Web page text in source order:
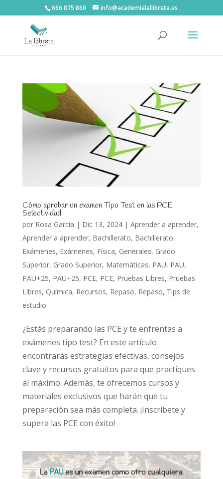
666 875 860 info@academialallibreta.es
Cómo aprobar un examen Tipo Test en las PCE
Selectividad
por Rosa García | Dic 13, 2024| Aprender a aprender,
Aprender a aprender, Bachillerato, Bachillerato,
Exámenes, Exámenes, Física, Generales, Grado
Superior, Grado Superior, Matemáticas, PAU, PAU,
PAU+25, PAU+25, PCE, PCE, Pruebas Libres, Pruebas
Libres, Química, Recursos, Repaso, Repaso, Tips de
estudio
¿Estás preparando las PCE y te enfrentas a
exámenes tipo test? En este artículo
encontrarás estrategias efectivas, consejos
clave y recursos gratuitos para que practiques
al máximo. Además, te ofrecemos cursos y
materiales exclusivos que harán que tu
preparación sea más completa. ¡Inscríbete y
supera las PCE con éxito!